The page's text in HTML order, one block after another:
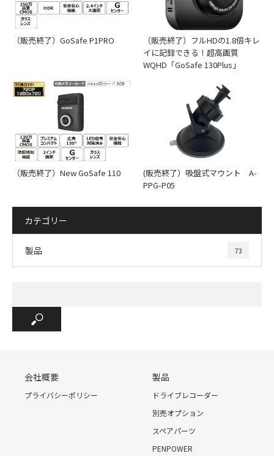
MicroSD カードの金属面を上にし、本体のMicroSD カード
スロットに挿入します。
取り付け位置の確認
（販売終了）GoSafe P1PRO
（販売終了）フルHDの1.8倍キレ
イに記録できる！超高画質
WQHD「GoSafe 130Plus」
（販売終了）New GoSafe 110
(販売終了）吸盤式マウント A-
PPG-P05
カテゴリー
製品 73
会社概要
プライバシーポリシー
製品
ドライブレコーダー
別売オプション
スペアパーツ
PENPOWER